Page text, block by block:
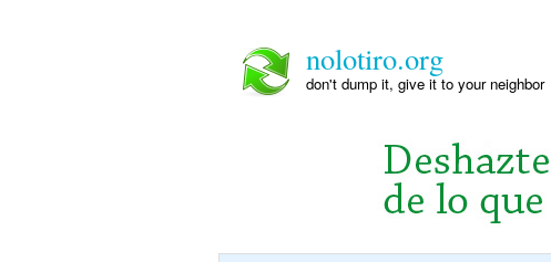
nolotiro.org
don't dump it, give it to your neighbor